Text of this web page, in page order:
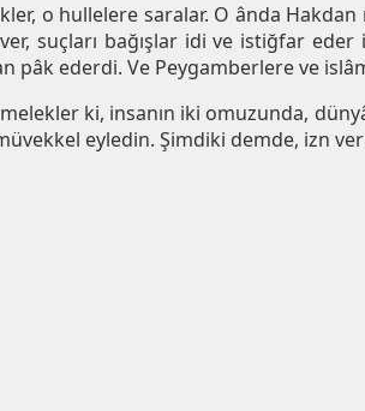
o hullelere saralar. O ânda
suçları bağışlar idi ve istiğfar
pâk ederdi. Ve Peygamberlere ve
ki, insanın iki omuzunda,
eyledin. Şimdiki demde, izn